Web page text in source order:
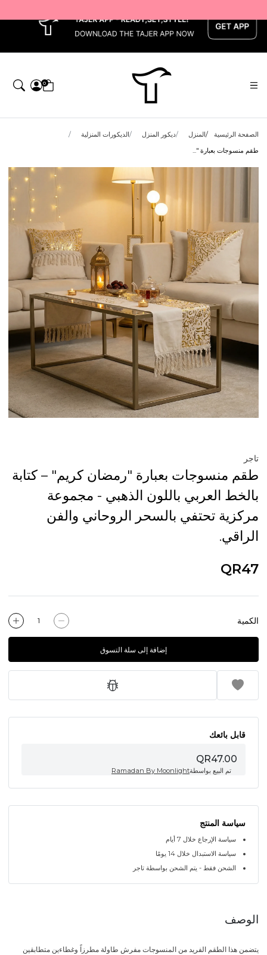
0
الصفحة الرئيسية المنزل ديكور المنزل
الديكورات المنزلية
طقم منسوجات بعبارة "...
تاجر
طقم منسوجات بعبارة "رمضان كريم" – كتابة
بالخط العربي باللون الذهبي - مجموعة
مركزية تحتفي بالسحر الروحاني والفن
الراقي.
QR47
الكمية
إضافة إلى سلة التسوق
قابل بائعك
QR47.00
تم البيع بواسطةRamadan By Moonlight
سياسة المنتج
سياسة الإرجاع خلال 7 أيام
سياسة الاستبدال خلال 14 يومًا
الشحن فقط - يتم الشحن بواسطة تاجر
الوصف
يتضمن هذا الطقم الفريد من المنسوجات مفرش طاولة مطرزاً وغطاءين متطابقين